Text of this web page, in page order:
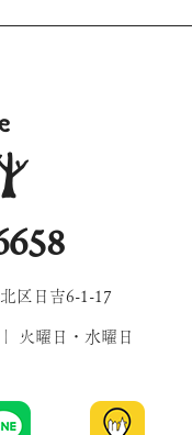
区日吉6-1-17
火曜日・水曜日